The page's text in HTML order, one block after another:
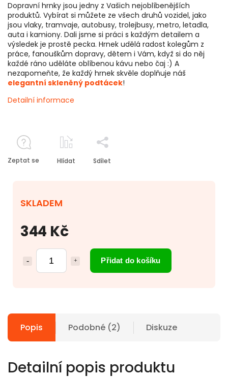
344 Kč
Přidat do košíku
SKLADEM
Dopravní hrnky jsou jedny z Vašich nejoblíbenějších
produktů. Vybírat si můžete ze všech druhů vozidel, jako
jsou vlaky, tramvaje, autobusy, trolejbusy, metro, letadla,
auta i kamiony. Dali jsme si práci s každým detailem a
výsledek je prostě pecka. Hrnek udělá radost kolegům z
práce, fanouškům dopravy, dětem i Vám, když si do něj
každé ráno uděláte oblíbenou kávu nebo čaj :) A
nezapomeňte, že každý hrnek skvěle doplňuje náš
elegantní skleněný podtácek!
Detailní informace
Zeptat se Hlídat Sdílet
Popis Podobné (2) Diskuze
Detailní popis produktu